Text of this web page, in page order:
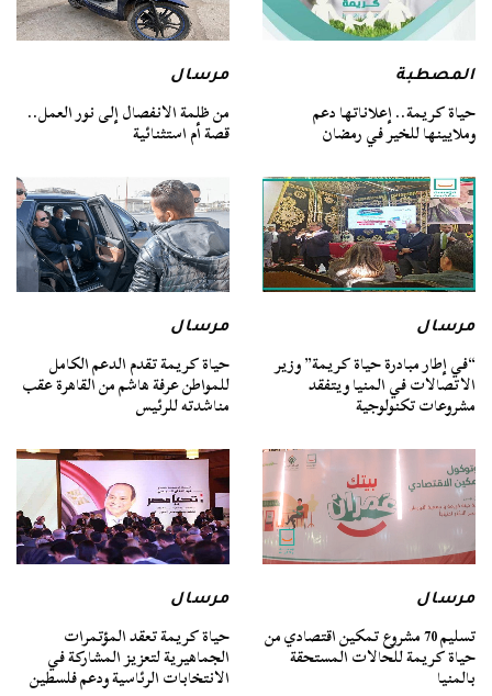
المصطبة
حياة كريمة.. إعلاناتها دعم
وملايينها للخير في رمضان
مرسال
من ظلمة الانفصال إلى نور العمل..
قصة أم استثنائية
مرسال
“في إطار مبادرة حياة كريمة” وزير
الاتصالات في المنيا ويتفقد
مشروعات تكنولوجية
مرسال
حياة كريمة تقدم الدعم الكامل
للمواطن عرفة هاشم من القاهرة عقب
مناشدته للرئيس
مرسال
تسليم 70 مشروع تمكين اقتصادي من
حياة كريمة للحالات المستحقة
بالمنيا
مرسال
حياة كريمة تعقد المؤتمرات
الجماهيرية لتعزيز المشاركة في
الانتخابات الرئاسية ودعم فلسطين